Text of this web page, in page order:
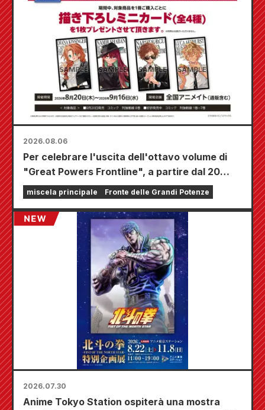
2026.08.06
Per celebrare l'uscita dell'ottavo volume di
"Great Powers Frontline", a partire dal 20
agosto si terrà una fiera a tempo limitato
presso i negozi Animate di tutta la nazione,
dove potrete aggiudicarvi una mini card
disegnata appositamente (4 tipi in totale)!
miscela principale Fronte delle Grandi Potenze
2026.07.30
Anime Tokyo Station ospiterà una mostra